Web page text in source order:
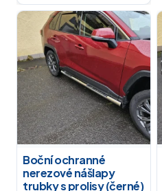
Boční ochranné
nerezové nášlapy
trubky s prolisy (černé)